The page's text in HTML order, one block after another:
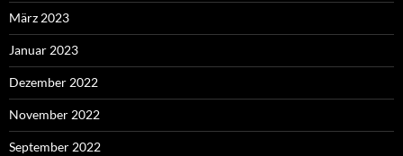
März 2023
Januar 2023
Dezember 2022
November 2022
September 2022